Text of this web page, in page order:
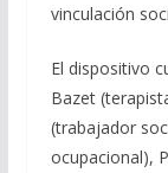
vinculación
El dispositivo
Bazet
(trabajador
ocupacional),